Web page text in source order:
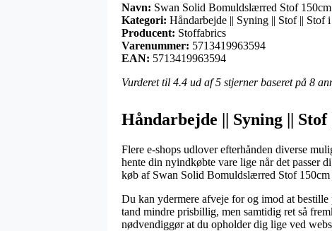
Navn: Swan Solid Bomuldslærred Stof
Kategori: Håndarbejde || Syning || Stof || Stof
Producent: Stoffabrics
Varenummer: 5713419963594
EAN: 5713419963594
Vurderet til 4.4 ud af 5 stjerner baseret på 8
Håndarbejde || Syning ||
Flere e-shops udlover efterhånden diverse
hente din nyindkøbte vare lige når det passer
køb af Swan Solid Bomuldslærred Stof
Du kan ydermere afveje for og imod at
tand mindre prisbillig, men samtidig ret så
nødvendiggør at du opholder dig lige ved